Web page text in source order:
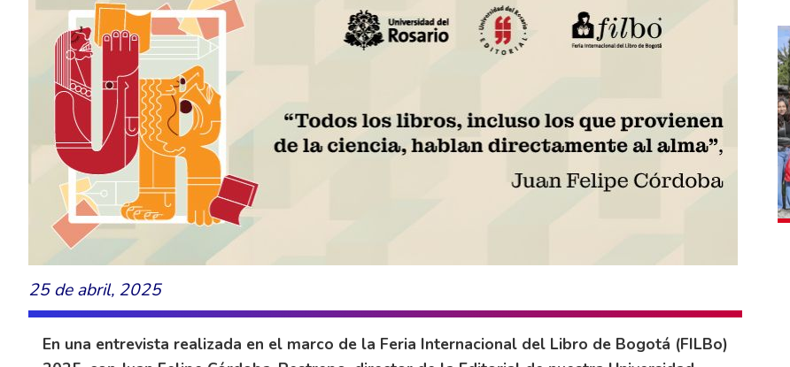
25 de abril, 2025
En una entrevista realizada en el marco de la Feria Internacional del Libro de Bogotá (FILBo)